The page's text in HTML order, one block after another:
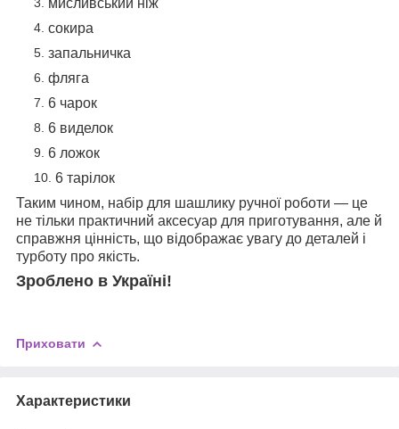
сокира
запальничка
фляга
6 чарок
6 виделок
6 ложок
6 тарілок
Таким чином, набір для шашлику ручної роботи — це
не тільки практичний аксесуар для приготування, але й
справжня цінність, що відображає увагу до деталей і
турботу про якість.
Зроблено в Україні!
Приховати
Характеристики